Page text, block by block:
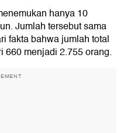
hanya 10
Jumlah tersebut sama
fakta bahwa jumlah total
660 menjadi 2.755 orang.